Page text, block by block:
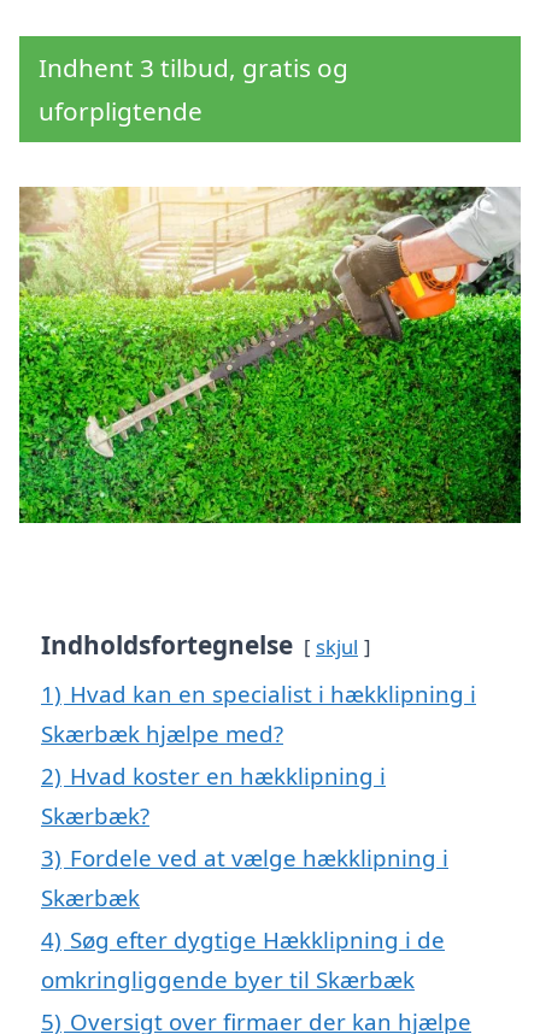
Indhent 3 tilbud, gratis og
uforpligtende
Indholdsfortegnelse skjul
1) Hvad kan en specialist i hækklipning i
Skærbæk hjælpe med?
2) Hvad koster en hækklipning i
Skærbæk?
3) Fordele ved at vælge hækklipning i
Skærbæk
4) Søg efter dygtige Hækklipning i de
omkringliggende byer til Skærbæk
5) Oversigt over firmaer der kan hjælpe